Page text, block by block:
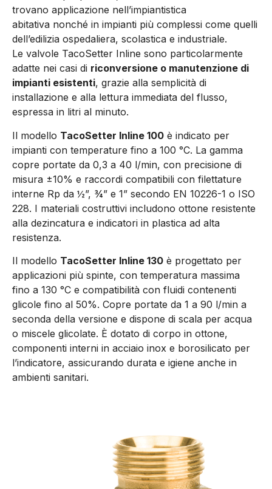
trovano applicazione nell’impiantistica
abitativa nonché in impianti più complessi come quelli
dell’edilizia ospedaliera, scolastica e industriale.
Le valvole TacoSetter Inline sono particolarmente
adatte nei casi di riconversione o manutenzione di
impianti esistenti, grazie alla semplicità di
installazione e alla lettura immediata del flusso,
espressa in litri al minuto.
Il modello TacoSetter Inline 100 è indicato per
impianti con temperature fino a 100 °C. La gamma
copre portate da 0,3 a 40 l/min, con precisione di
misura ±10% e raccordi compatibili con filettature
interne Rp da ½”, ¾” e 1” secondo EN 10226-1 o ISO
228. I materiali costruttivi includono ottone resistente
alla dezincatura e indicatori in plastica ad alta
resistenza.
Il modello TacoSetter Inline 130 è progettato per
applicazioni più spinte, con temperatura massima
fino a 130 °C e compatibilità con fluidi contenenti
glicole fino al 50%. Copre portate da 1 a 90 l/min a
seconda della versione e dispone di scala per acqua
o miscele glicolate. È dotato di corpo in ottone,
componenti interni in acciaio inox e borosilicato per
l’indicatore, assicurando durata e igiene anche in
ambienti sanitari.